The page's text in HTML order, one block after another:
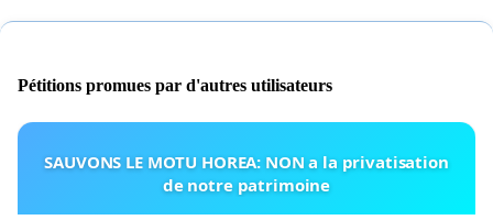
Pétitions promues par d'autres utilisateurs
SAUVONS LE MOTU HOREA: NON a la privatisation
de notre patrimoine